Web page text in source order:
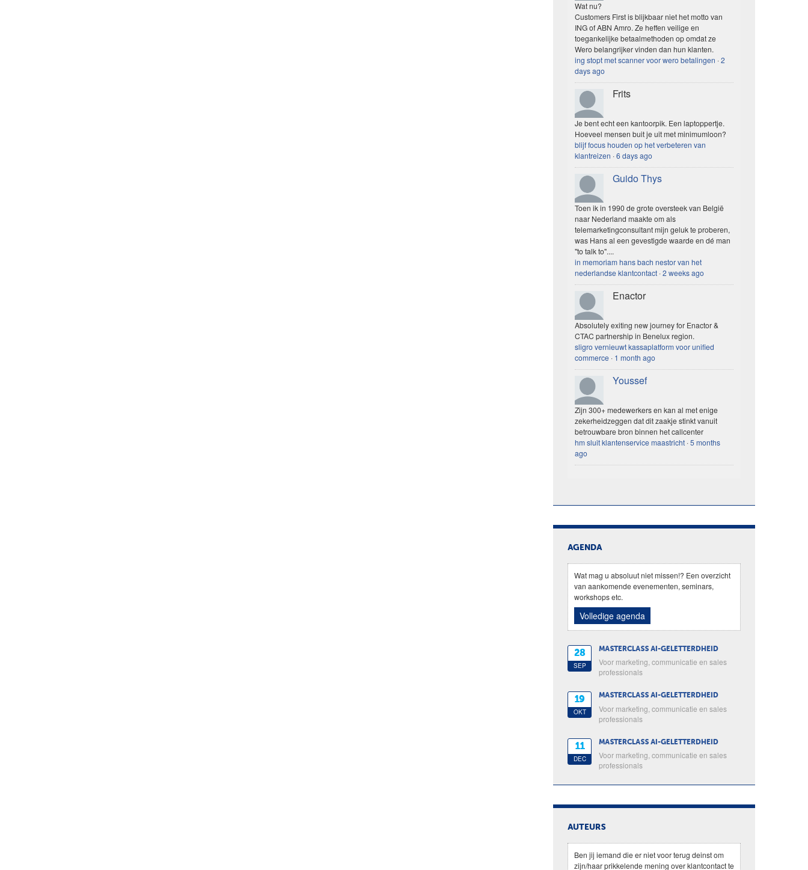
Wat nu?
Customers First is blijkbaar niet het motto van
ING of ABN Amro. Ze heffen veilige en
toegankelijke betaalmethoden op omdat ze
Wero belangrijker vinden dan hun klanten.
ing stopt met scanner voor wero betalingen ·2
days ago
Frits
Je bent echt een kantoorpik. Een laptoppertje.
Hoeveel mensen buit je uit met minimumloon?
blijf focus houden op het verbeteren van
klantreizen ·6 days ago
Guido Thys
Toen ik in 1990 de grote oversteek van België
naar Nederland maakte om als
telemarketingconsultant mijn geluk te proberen,
was Hans al een gevestigde waarde en dé man
"to talk to"....
in memoriam hans bach nestor van het
nederlandse klantcontact ·2 weeks ago
Enactor
Absolutely exiting new journey for Enactor &
CTAC partnership in Benelux region.
sligro vernieuwt kassaplatform voor unified
commerce · 1 month ago
Youssef
Zijn 300+ medewerkers en kan al met enige
zekerheidzeggen dat dit zaakje stinkt vanuit
betrouwbare bron binnen het callcenter
hm sluit klantenservice maastricht ·5 months
ago
AGENDA
Wat mag u absoluut niet missen!? Een overzicht
van aankomende evenementen, seminars,
workshops etc.
Volledige agenda
28
SEP
MASTERCLASS AI-GELETTERDHEID
Voor marketing, communicatie en sales
professionals
19
OKT
MASTERCLASS AI-GELETTERDHEID
Voor marketing, communicatie en sales
professionals
11
DEC
MASTERCLASS AI-GELETTERDHEID
Voor marketing, communicatie en sales
professionals
AUTEURS
Ben jij iemand die er niet voor terug deinst om
zijn/haar prikkelende mening over klantcontact te